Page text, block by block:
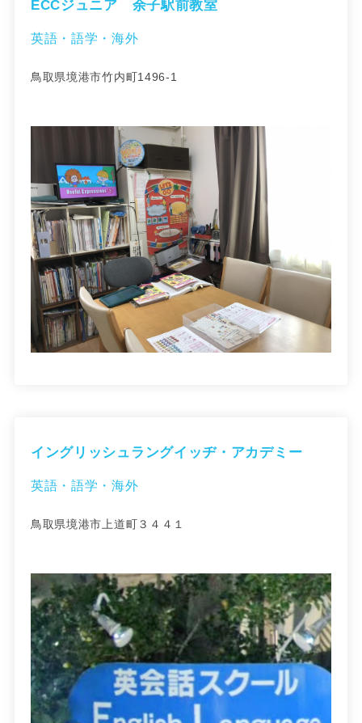
ECCジュニア 余子駅前教室
英語・語学・海外
鳥取県境港市竹内町1496-1
イングリッシュラングイッヂ・アカデミー
英語・語学・海外
鳥取県境港市上道町３４４１